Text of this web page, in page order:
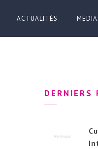
ACTUALITÉS
DERNIERS